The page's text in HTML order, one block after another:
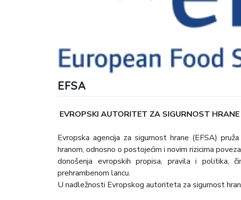
EFSA
EVROPSKI AUTORITET ZA SIGURNOST HRANE
Evropska agencija za sigurnost hrane (EFSA)
hranom, odnosno o postojećim i novim rizicima
donošenja evropskih propisa, pravila i
prehrambenom lancu.
U nadležnosti Evropskog autoriteta za sigurnost